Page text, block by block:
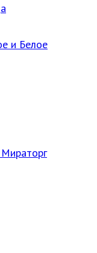
и Белое
Мираторг